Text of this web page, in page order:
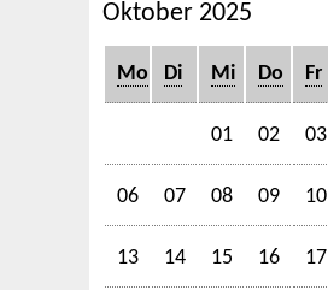
Oktober 2025
Mo Di Mi Do Fr
01 02 03
06 07 08 09 10
13 14 15 16 17